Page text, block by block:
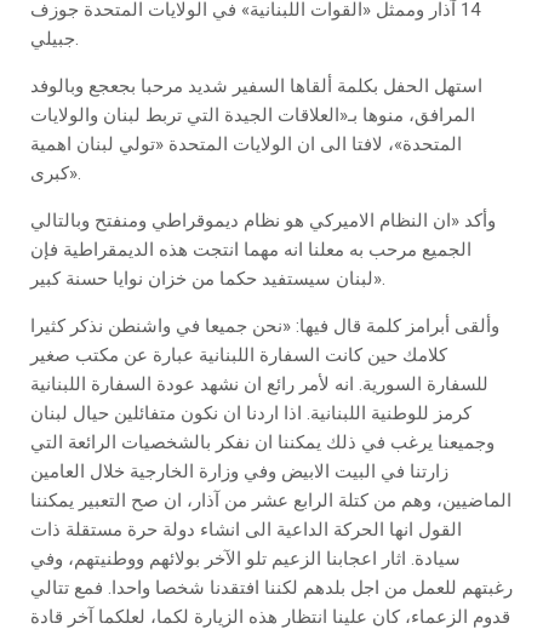
14 آذار وممثل «القوات اللبنانية» في الولايات المتحدة جوزف
جبيلي.
استهل الحفل بكلمة ألقاها السفير شديد مرحبا بجعجع وبالوفد
المرافق، منوها بـ«العلاقات الجيدة التي تربط لبنان والولايات
المتحدة»، لافتا الى ان الولايات المتحدة «تولي لبنان اهمية
كبرى».
وأكد «ان النظام الاميركي هو نظام ديموقراطي ومنفتح وبالتالي
الجميع مرحب به معلنا انه مهما انتجت هذه الديمقراطية فإن
لبنان سيستفيد حكما من خزان نوايا حسنة كبير».
وألقى أبرامز كلمة قال فيها: «نحن جميعا في واشنطن نذكر كثيرا
كلامك حين كانت السفارة اللبنانية عبارة عن مكتب صغير
للسفارة السورية. انه لأمر رائع ان نشهد عودة السفارة اللبنانية
كرمز للوطنية اللبنانية. اذا اردنا ان نكون متفائلين حيال لبنان
وجميعنا يرغب في ذلك يمكننا ان نفكر بالشخصيات الرائعة التي
زارتنا في البيت الابيض وفي وزارة الخارجية خلال العامين
الماضيين، وهم من كتلة الرابع عشر من آذار، ان صح التعبير يمكننا
القول انها الحركة الداعية الى انشاء دولة حرة مستقلة ذات
سيادة. اثار اعجابنا الزعيم تلو الآخر بولائهم ووطنيتهم، وفي
رغبتهم للعمل من اجل بلدهم لكننا افتقدنا شخصا واحدا. فمع تتالي
قدوم الزعماء، كان علينا انتظار هذه الزيارة لكما، لعلكما آخر قادة